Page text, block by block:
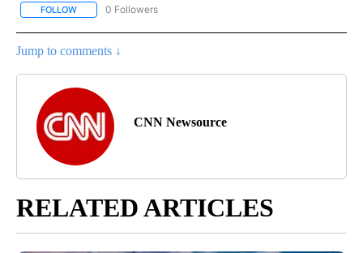
FOLLOW FOLLOW "CNN-SPANISH" TO RECEIVE NOTIFICATIONS ABOUT
0 Followers
Jump to comments ↓
CNN Newsource
RELATED ARTICLES